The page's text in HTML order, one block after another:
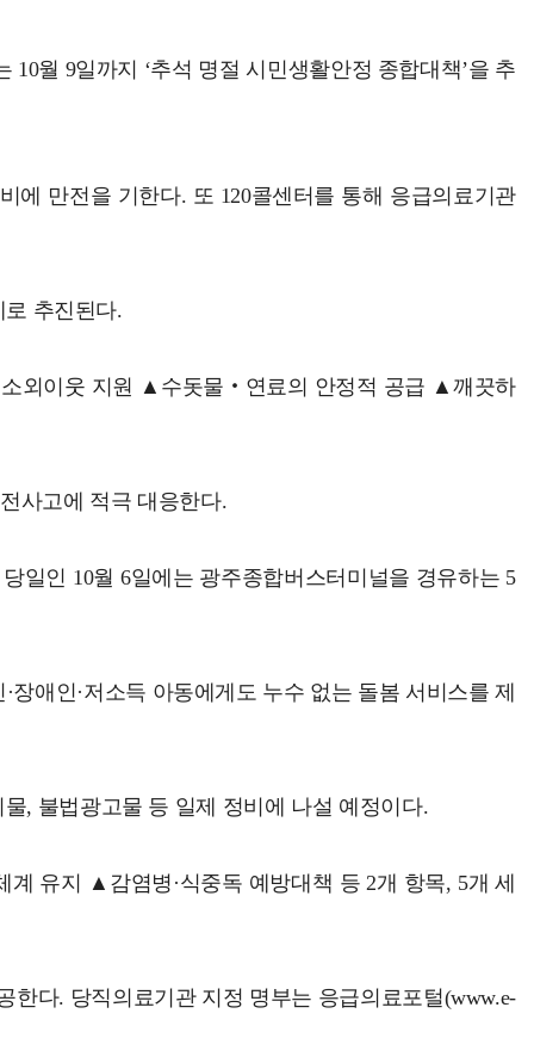
월 9일까지 ‘추석 명절 시민생활안정 종합대책’을 추
에 만전을 기한다. 또 120콜센터를 통해 응급의료기관
추진된다.
외이웃 지원 ▲수돗물‧연료의 안정적 공급 ▲깨끗하
사고에 적극 대응한다.
일인 10월 6일에는 광주종합버스터미널을 경유하는 5
애인·저소득 아동에게도 누수 없는 돌봄 서비스를 제
, 불법광고물 등 일제 정비에 나설 예정이다.
유지 ▲감염병·식중독 예방대책 등 2개 항목, 5개 세
다. 당직의료기관 지정 명부는 응급의료포털(www.e-